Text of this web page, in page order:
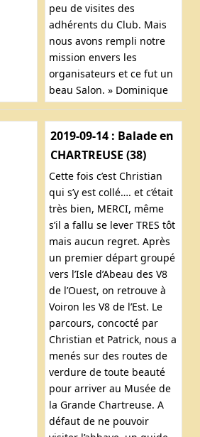
peu de visites des
adhérents du Club. Mais
nous avons rempli notre
mission envers les
organisateurs et ce fut un
beau Salon. » Dominique
2019-09-14 : Balade en
CHARTREUSE (38)
Cette fois c’est Christian
qui s’y est collé…. et c’était
très bien, MERCI, même
s’il a fallu se lever TRES tôt
mais aucun regret. Après
un premier départ groupé
vers l’Isle d’Abeau des V8
de l’Ouest, on retrouve à
Voiron les V8 de l’Est. Le
parcours, concocté par
Christian et Patrick, nous a
menés sur des routes de
verdure de toute beauté
pour arriver au Musée de
la Grande Chartreuse. A
défaut de ne pouvoir